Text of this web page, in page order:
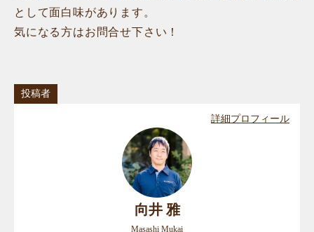
として面白味があります。
気になる方はお問合せ下さい！
投稿者
詳細プロフィール
向井 雅
Masashi Mukai